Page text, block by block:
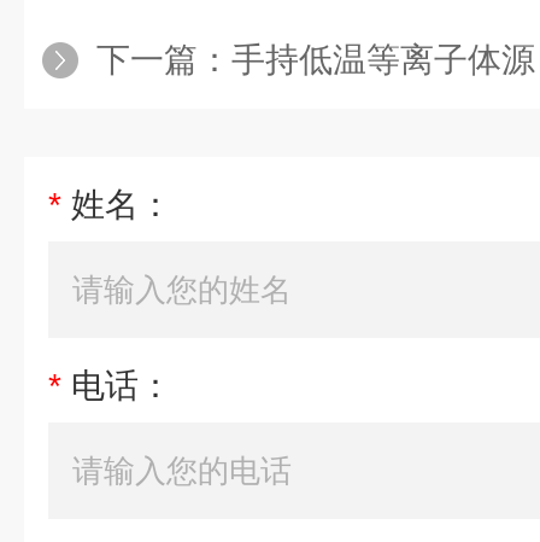
下一篇： 手持低温等离子体源
* 姓名：
* 电话：